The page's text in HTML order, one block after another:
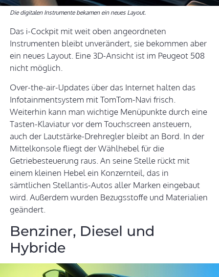
Die digitalen Instrumente bekamen ein neues Layout.
Das i-Cockpit mit weit oben angeordneten
Instrumenten bleibt unverändert, sie bekommen aber
ein neues Layout. Eine 3D-Ansicht ist im Peugeot 508
nicht möglich.
Over-the-air-Updates über das Internet halten das
Infotainmentsystem mit TomTom-Navi frisch.
Weiterhin kann man wichtige Menüpunkte durch eine
Tasten-Klaviatur vor dem Touchscreen ansteuern,
auch der Lautstärke-Drehregler bleibt an Bord. In der
Mittelkonsole fliegt der Wählhebel für die
Getriebesteuerung raus. An seine Stelle rückt mit
einem kleinen Hebel ein Konzernteil, das in
sämtlichen Stellantis-Autos aller Marken eingebaut
wird. Außerdem wurden Bezugsstoffe und Materialien
geändert.
Benziner, Diesel und
Hybride